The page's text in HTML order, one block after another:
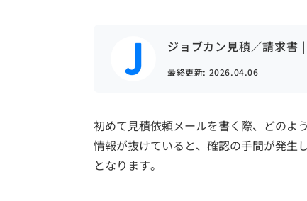
ジョブカン見積／請求書
最終更新: 2026.04.06
初めて見積依頼メールを書く際、どのよ
情報が抜けていると、確認の手間が発生
となります。